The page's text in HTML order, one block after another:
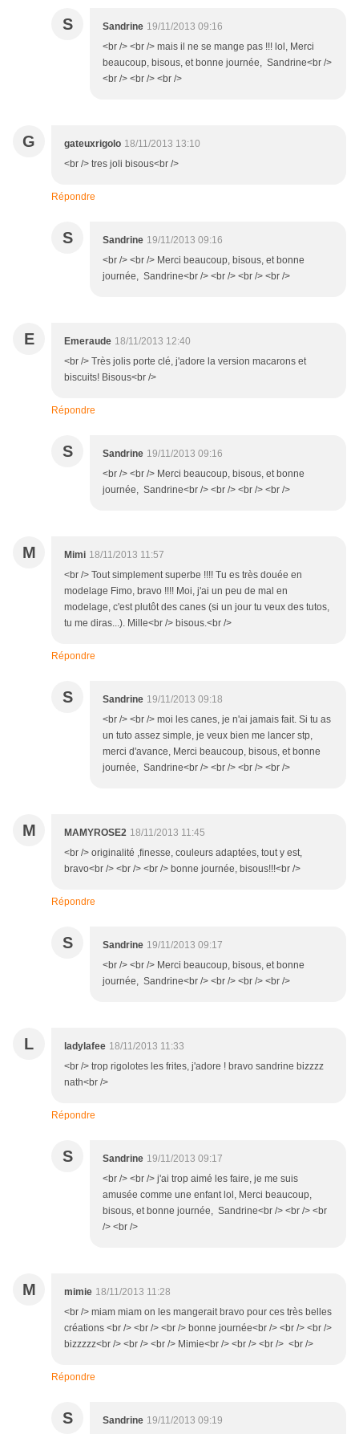
S Sandrine 19/11/2013 09:16
<br /> <br /> mais il ne se mange pas !!! lol, Merci
beaucoup, bisous, et bonne journée, Sandrine<br />
<br /> <br /> <br />
G gateuxrigolo 18/11/2013 13:10
<br /> tres joli bisous<br />
Répondre
S Sandrine 19/11/2013 09:16
<br /> <br /> Merci beaucoup, bisous, et bonne
journée, Sandrine<br /> <br /> <br /> <br />
E Emeraude 18/11/2013 12:40
<br /> Très jolis porte clé, j'adore la version macarons et
biscuits! Bisous<br />
Répondre
S Sandrine 19/11/2013 09:16
<br /> <br /> Merci beaucoup, bisous, et bonne
journée, Sandrine<br /> <br /> <br /> <br />
M Mimi 18/11/2013 11:57
<br /> Tout simplement superbe !!!! Tu es très douée en
modelage Fimo, bravo !!!! Moi, j'ai un peu de mal en
modelage, c'est plutôt des canes (si un jour tu veux des tutos,
tu me diras...). Mille<br /> bisous.<br />
Répondre
S Sandrine 19/11/2013 09:18
<br /> <br /> moi les canes, je n'ai jamais fait. Si tu as
un tuto assez simple, je veux bien me lancer stp,
merci d'avance, Merci beaucoup, bisous, et bonne
journée, Sandrine<br /> <br /> <br /> <br />
M MAMYROSE2 18/11/2013 11:45
<br /> originalité ,finesse, couleurs adaptées, tout y est,
bravo<br /> <br /> <br /> bonne journée, bisous!!!<br />
Répondre
S Sandrine 19/11/2013 09:17
<br /> <br /> Merci beaucoup, bisous, et bonne
journée, Sandrine<br /> <br /> <br /> <br />
L ladylafee 18/11/2013 11:33
<br /> trop rigolotes les frites, j'adore ! bravo sandrine bizzzz
nath<br />
Répondre
S Sandrine 19/11/2013 09:17
<br /> <br /> j'ai trop aimé les faire, je me suis
amusée comme une enfant lol, Merci beaucoup,
bisous, et bonne journée, Sandrine<br /> <br /> <br
/> <br />
M mimie 18/11/2013 11:28
<br /> miam miam on les mangerait bravo pour ces très belles
créations <br /> <br /> <br /> bonne journée<br /> <br /> <br />
bizzzzz<br /> <br /> <br /> Mimie<br /> <br /> <br /> <br />
Répondre
S Sandrine 19/11/2013 09:19